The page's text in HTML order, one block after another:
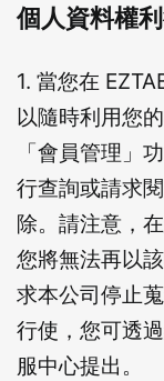
個人資料權
1. 當您在
以隨時利用您
「會員管理」
行查詢或請求
除。請注意，
您將無法再以
求本公司停止
行使，您可透
服中心提出。